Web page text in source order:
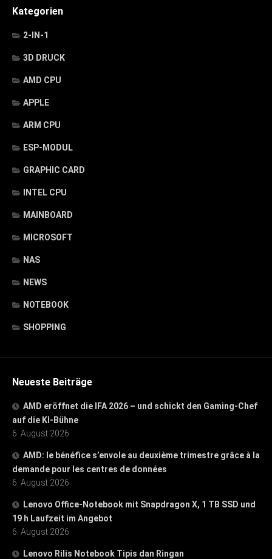
Kategorien
2-IN-1
3D DRUCK
AMD CPU
APPLE
ARM CPU
ESP-MODUL
GRAPHIC CARD
INTEL CPU
MAINBOARD
MICROSOFT
NAS
NEWS
NOTEBOOK
SHOPPING
Neueste Beiträge
AMD eröffnet die IFA 2026 – und schickt den Gaming-Chef
auf die KI-Bühne
6. August 2026
AMD: le bénéfice s’envole au deuxième trimestre grâce à la
demande pour les centres de données
6. August 2026
Lenovo Office-Notebook mit Snapdragon X, 1 TB SSD und
19 h Laufzeit im Angebot
6. August 2026
Lenovo Rilis Notebook Tipis dan Ringan